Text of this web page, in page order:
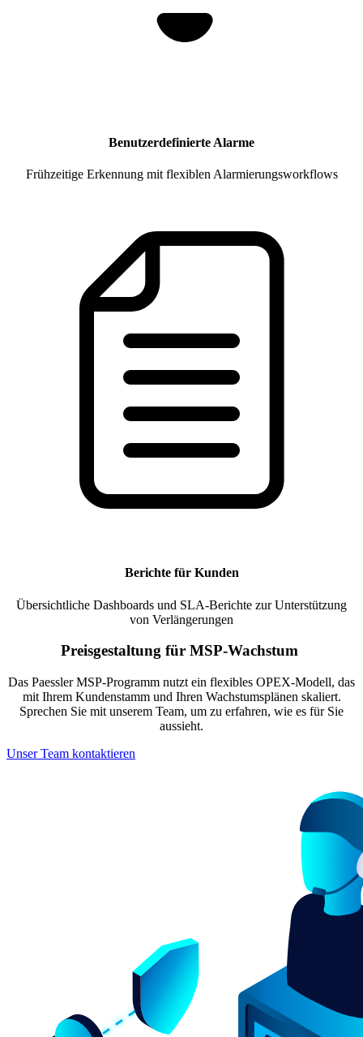
Benutzerdefinierte Alarme
Frühzeitige Erkennung mit flexiblen Alarmierungsworkflows
Berichte für Kunden
Übersichtliche Dashboards und SLA-Berichte zur Unterstützung
von Verlängerungen
Preisgestaltung für MSP-Wachstum
Das Paessler MSP-Programm nutzt ein flexibles OPEX-Modell, das
mit Ihrem Kundenstamm und Ihren Wachstumsplänen skaliert.
Sprechen Sie mit unserem Team, um zu erfahren, wie es für Sie
aussieht.
Unser Team kontaktieren